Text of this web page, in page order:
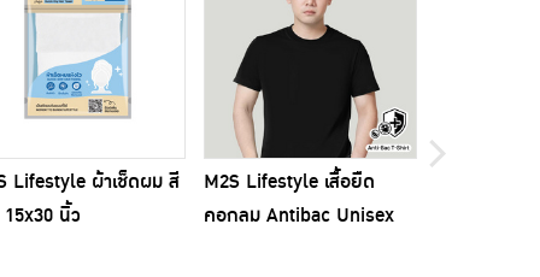
Lifestyle ผ้าเช็ดผม สี
15x30 นิ้ว
M2S Lifestyle เสื้อยืด
คอกลม Antibac Unisex